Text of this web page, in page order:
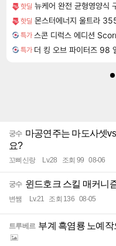
핫딜 뉴케어 완전 균형영양
핫딜 몬스터에너지 울트라
특가
특가
궁수 마공연주는 마도사셋
요?
꼬삐신랑 Lv.28 조회 99 08-06
궁수 윈드호크 스킬 매커니
변쌤 Lv.21 조회 136 08-05
트루베르 부계 흑염룡 노예